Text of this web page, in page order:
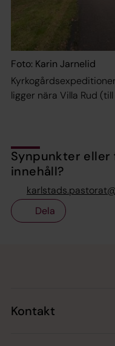
Foto: Karin Jarnelid
ligger nära Villa Rud
Synpunkter eller
innehåll?
Dela
Kontakt